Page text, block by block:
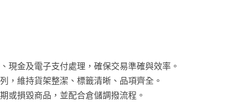
現金及電子支付處理，確保交易準確與效率。
，維持貨架整潔、標籤清晰、品項齊全。
或損毀商品，並配合倉儲調撥流程。